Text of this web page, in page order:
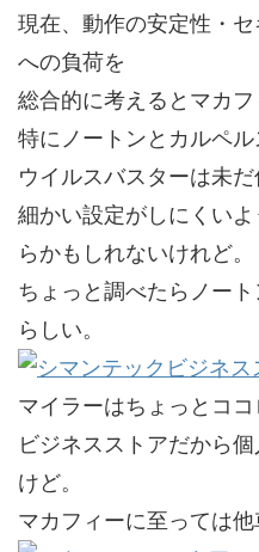
現在、動作の安定性・
への負荷を
総合的に考えるとマカフ
特にノートンとカルペル
ウイルスバスターは未だ
細かい設定がしにくい
らかもしれないけれど。
ちょっと調べたらノー
らしい。
マイラーはちょっとココ
ビジネスストアだから
けど。
マカフィーに至っては他